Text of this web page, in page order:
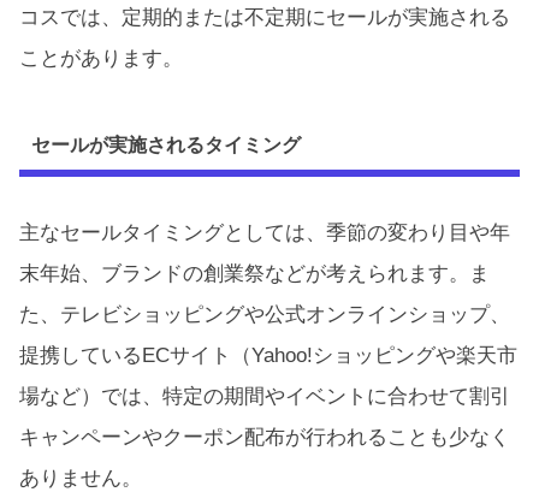
コスでは、定期的または不定期にセールが実施される
ことがあります。
セールが実施されるタイミング
主なセールタイミングとしては、季節の変わり目や年
末年始、ブランドの創業祭などが考えられます。ま
た、テレビショッピングや公式オンラインショップ、
提携しているECサイト（Yahoo!ショッピングや楽天市
場など）では、特定の期間やイベントに合わせて割引
キャンペーンやクーポン配布が行われることも少なく
ありません。